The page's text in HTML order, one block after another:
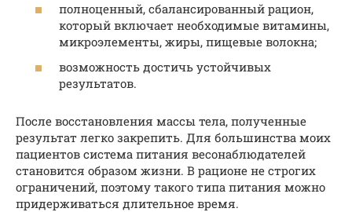
полноценный, сбалансированный рацион,
который включает необходимые витамины,
микроэлементы, жиры, пищевые волокна;
возможность достичь устойчивых
результатов.
После восстановления массы тела, полученные
результат легко закрепить. Для большинства моих
пациентов система питания весонаблюдателей
становится образом жизни. В рационе не строгих
ограничений, поэтому такого типа питания можно
придерживаться длительное время.